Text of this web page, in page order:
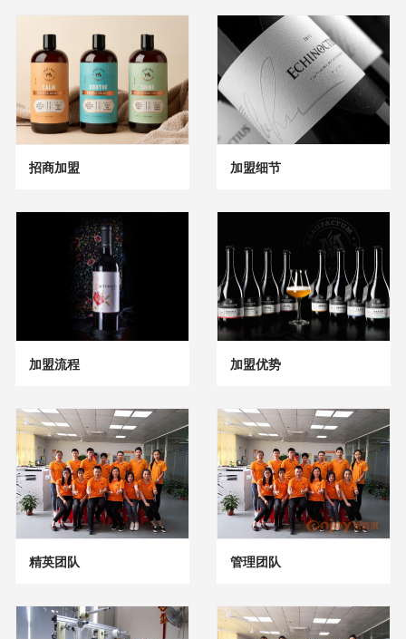
招商加盟 加盟细节
加盟流程 加盟优势
精英团队 管理团队